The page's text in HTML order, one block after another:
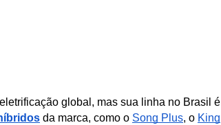
global, mas sua linha no Brasil é
da marca, como o Song Plus, o King